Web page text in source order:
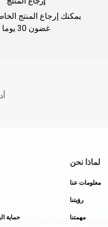
يمكنك إرجاع المنتج
غضون 30 يوما
حماية
لماذا نحن
معلومات عنا
رؤيتنا
مهمتنا